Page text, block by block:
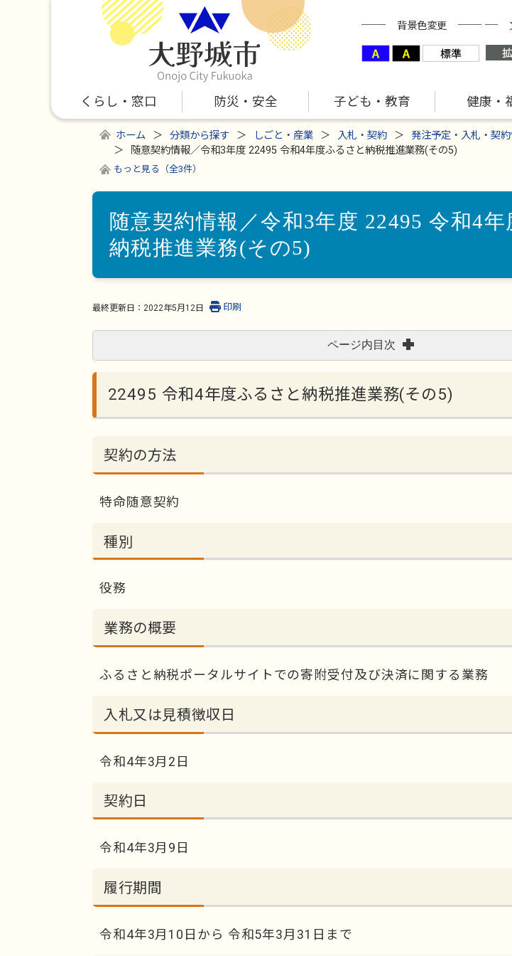
背景色変更
くらし・窓口 防災・安全 子ども・教育 健康・
ホーム 分類から探す しごと・産業 入札・契約 発注予定・入札・契
随意契約情報／令和3年度 22495 令和4年度ふるさと納税推進業務(その5)
もっと見る（全3件）
随意契約情報／令和3年度 22495 令和4年
納税推進業務(その5)
最終更新日： 2022年5月12日 印刷
ページ内目次
22495 令和4年度ふるさと納税推進業務(その5)
契約の方法
特命随意契約
種別
役務
業務の概要
ふるさと納税ポータルサイトでの寄附受付及び決済に関する業務
入札又は見積徴収日
令和4年3月2日
契約日
令和4年3月9日
履行期間
令和4年3月10日から 令和5年3月31日まで